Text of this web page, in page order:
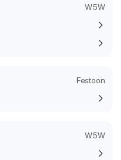
W5W
Festoon
W5W